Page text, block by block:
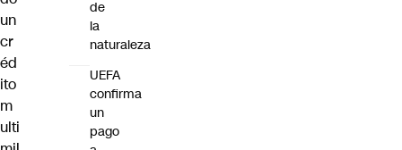
un
cr
éd
ito
m
ulti
de
la
naturaleza
UEFA
confirma
un
pago